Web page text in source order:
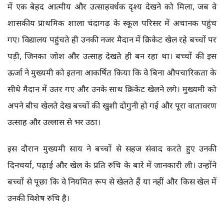
में एक बेहद आत्मीय और उत्साहवर्धक दृश्य देखने को मिला, जब वे
शासकीय प्राथमिक शाला चंदागढ़ के स्कूल परिसर में अचानक पहुंच
गए। विद्यालय पहुंचते ही उनकी नजर मैदान में क्रिकेट खेल रहे बच्चों पर
पड़ी, जिनका जोश और उत्साह देखते ही बन रहा था। बच्चों की इस
ऊर्जा ने मुख्यमंत्री को इतना आकर्षित किया कि वे बिना औपचारिकता के
सीधे मैदान में उतर गए और उनके साथ क्रिकेट खेलने लगे। मुख्यमंत्री को
अपने बीच खेलते देख बच्चों की खुशी दोगुनी हो गई और पूरा वातावरण
उत्साह और उल्लास से भर उठा।
इस दौरान मुख्यमंत्री साय ने बच्चों से सहज संवाद करते हुए उनकी
दिनचर्या, पढ़ाई और खेल के प्रति रुचि के बारे में जानकारी ली। उन्होंने
बच्चों से पूछा कि वे नियमित रूप से खेलते हैं या नहीं और किस खेल में
उनकी विशेष रुचि है।